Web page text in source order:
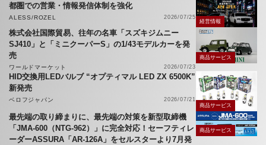
都圏での営業・情報発信体制を強化
ALESS/ROZEL 2026/07/25
経営情報
株式会社国際貿易、往年の名車「スズキジムニー
SJ410」と「ミニクーパーS」の1/43モデルカーを発
売
ワールドマーケット 2026/07/23
商品サービス
HID交換用LEDバルブ “オプティマル LED ZX 6500K”
新発売
ベロフジャパン
2026/07/21
商品サービス
最先端の取り締まりに、最先端の対策を新型取締機
「JMA-600（NTG-962）」に完全対応！セーフティレ
ーダーASSURA「AR-126A」をセルスターより7月発
商品サービス